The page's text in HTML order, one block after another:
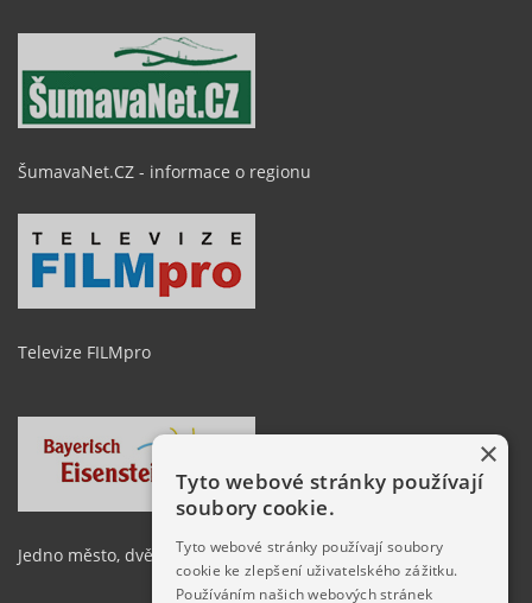
ŠumavaNet.CZ - informace o regionu
Televize FILMpro
Jedno město, dvě země
×
Tyto webové stránky používají
soubory cookie.
Tyto webové stránky používají soubory
cookie ke zlepšení uživatelského zážitku.
Používáním našich webových stránek